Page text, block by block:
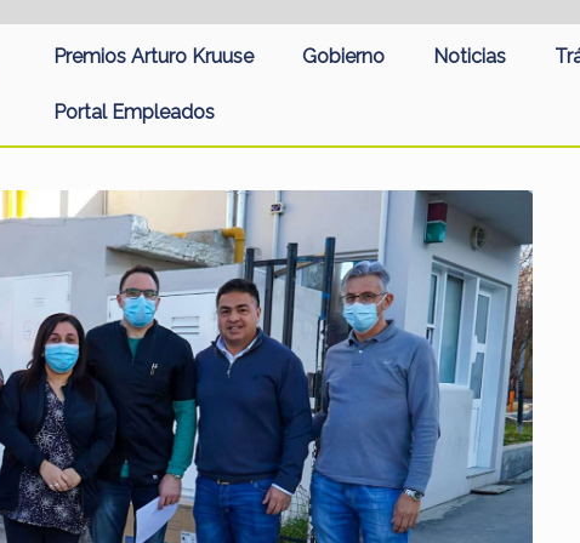
Premios Arturo Kruuse Gobierno Noticias
Portal Empleados